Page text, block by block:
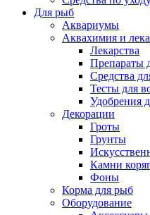
Для рыб
Аквариумы
Аквахимия и
Лекарства
Препараты
Средства
Тесты для
Удобрения
Декорации
Гроты
Грунты
Камни
Фоны
Корма для рыб
Оборудование